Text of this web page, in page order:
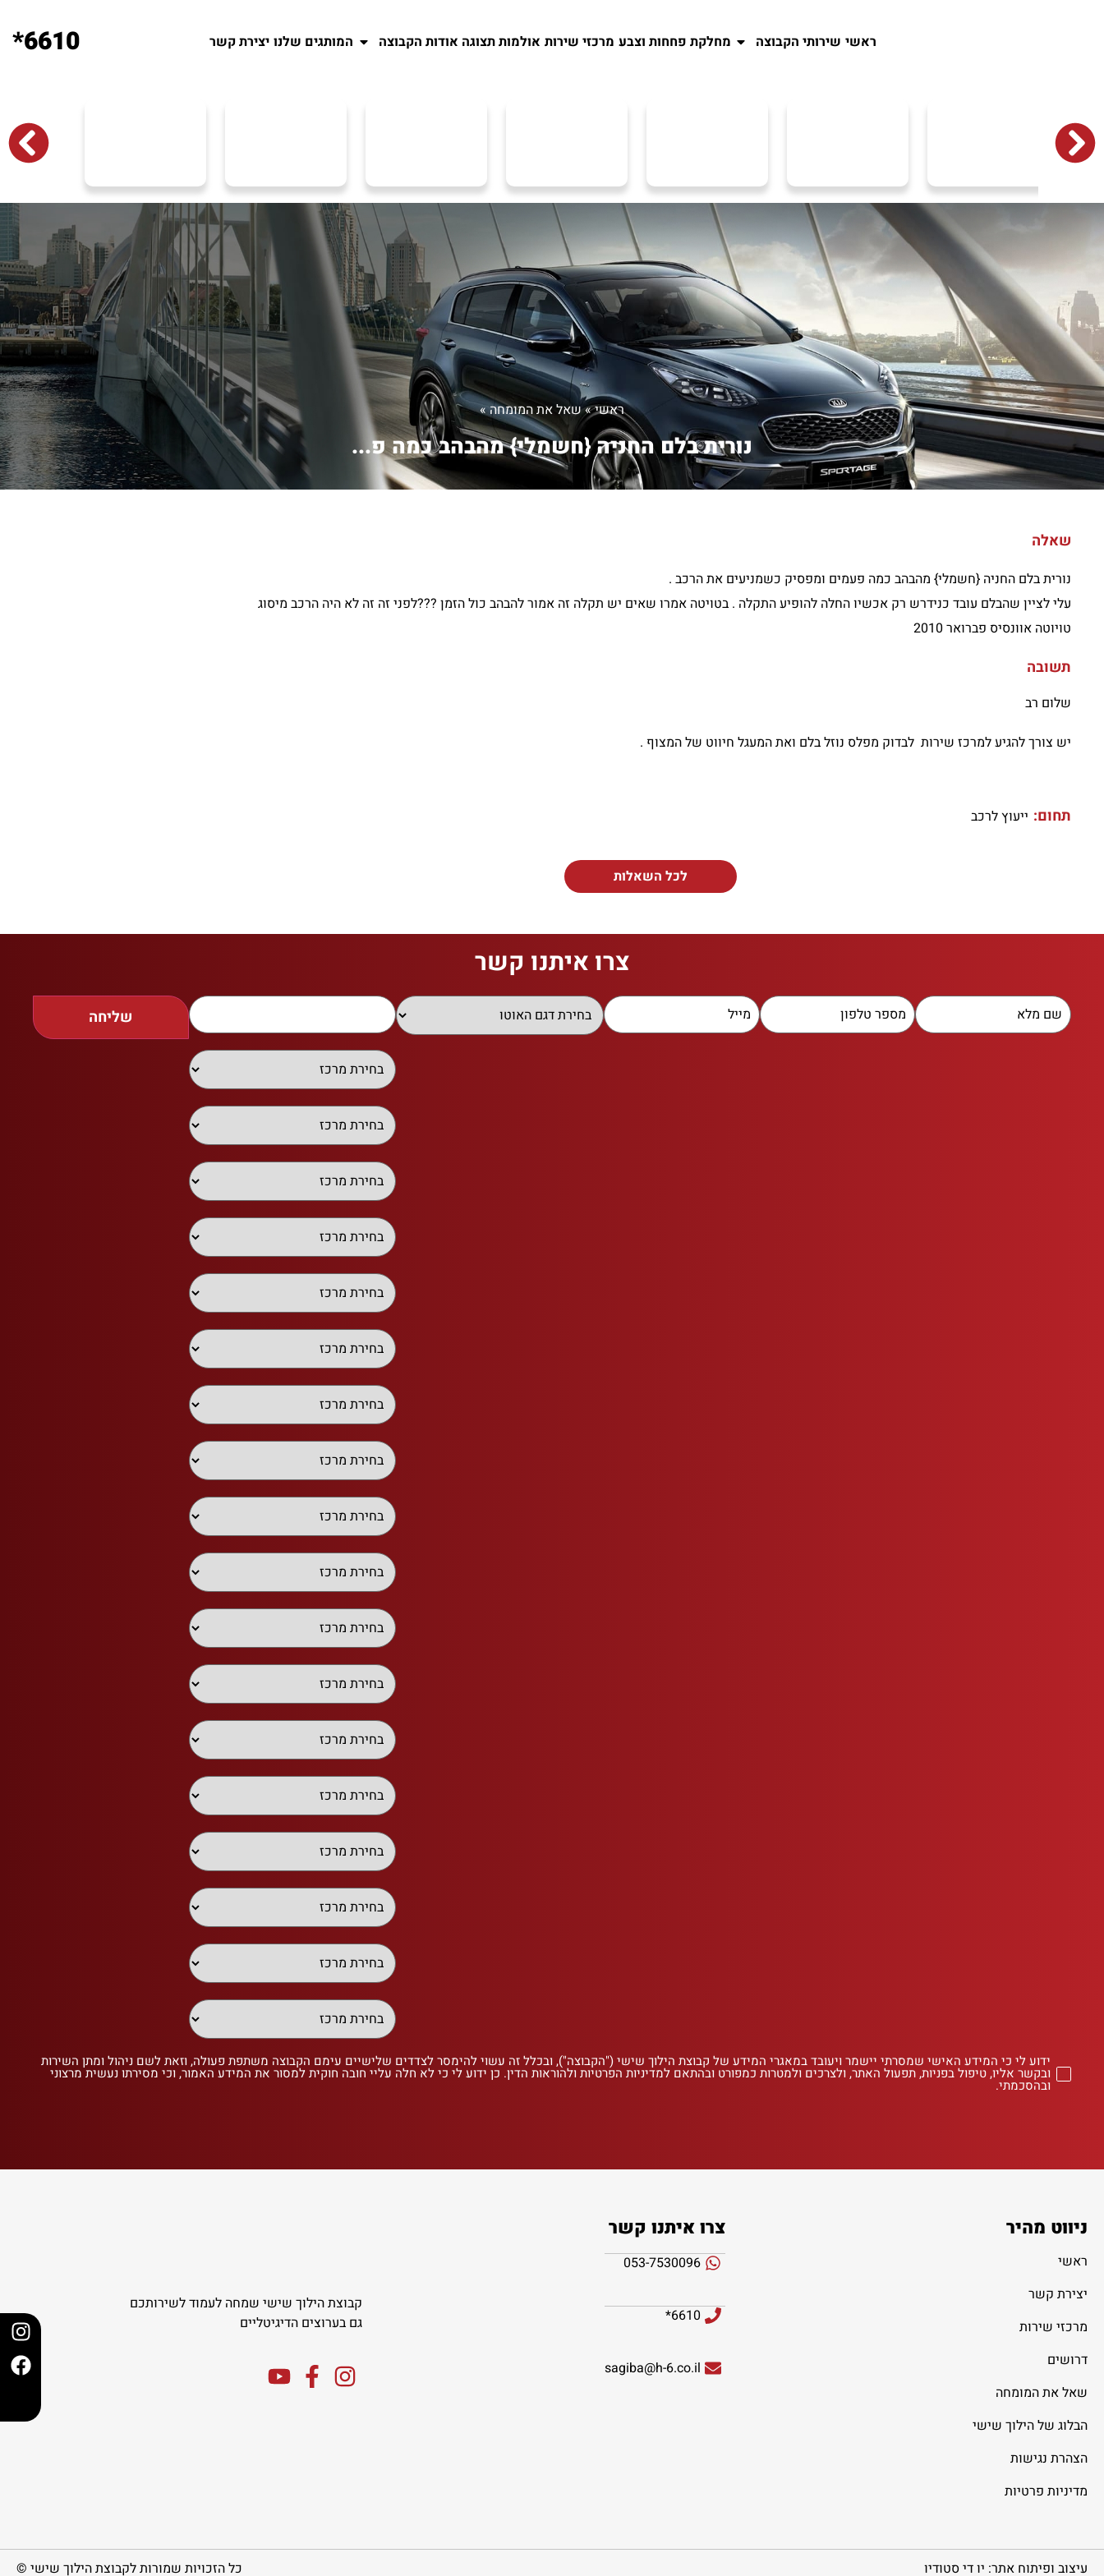
ראשי שירותי הקבוצה מחלקת פחחות וצבע מרכזי שירות אולמות תצוגה אודות הקבוצה המותגים שלנו יצירת קשר 6610*
ראשי»שאל את המומחה»
נורית בלם החניה {חשמלי} מהבהב כמה פ...
שאלה
נורית בלם החניה {חשמלי} מהבהב כמה פעמים ומפסיק כשמניעים את הרכב .
עלי לציין שהבלם עובד כנידרש רק אכשיו החלה להופיע התקלה . בטויטה אמרו שאים יש תקלה זה אמור להבהב כול הזמן ???לפני זה זה לא היה הרכב מיסוג
טויוטה אוונסיס פברואר 2010
תשובה
שלום רב
יש צורך להגיע למרכז שירות לבדוק מפלס נוזל בלם ואת המעגל חיווט של המצוף .
תחום: ייעוץ לרכב
לכל השאלות
צרו איתנו קשר
שליחה
ידוע לי כי המידע האישי שמסרתי יישמר ויעובד במאגרי המידע של קבוצת הילוך שישי ("הקבוצה"), ובכלל זה עשוי להימסר לצדדים שלישיים עימם הקבוצה משתפת פעולה, וזאת לשם ניהול ומתן השירות
ובקשר אליו, טיפול בפניות, תפעול האתר, ולצרכים ולמטרות כמפורט ובהתאם למדיניות הפרטיות ולהוראות הדין. כן ידוע לי כי לא חלה עליי חובה חוקית למסור את המידע האמור, וכי מסירתו נעשית מרצוני
ובהסכמתי.
ניווט מהיר
ראשי
יצירת קשר
מרכזי שירות
דרושים
שאל את המומחה
הבלוג של הילוך שישי
הצהרת נגישות
מדיניות פרטיות
צרו איתנו קשר
053-7530096
6610*
sagiba@h-6.co.il
קבוצת הילוך שישי שמחה לעמוד לשירותכם
גם בערוצים הדיגיטליים
עיצוב ופיתוח אתר: יו די סטודיו כל הזכויות שמורות לקבוצת הילוך שישי ©